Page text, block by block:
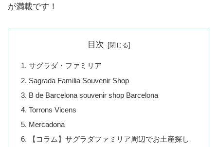
が満載です！
目次
サグラダ・ファミリア
Sagrada Familia Souvenir Shop
B de Barcelona souvenir shop Barcelona
Torrons Vicens
Mercadona
【コラム】サグラダファミリア周辺でお土産探し